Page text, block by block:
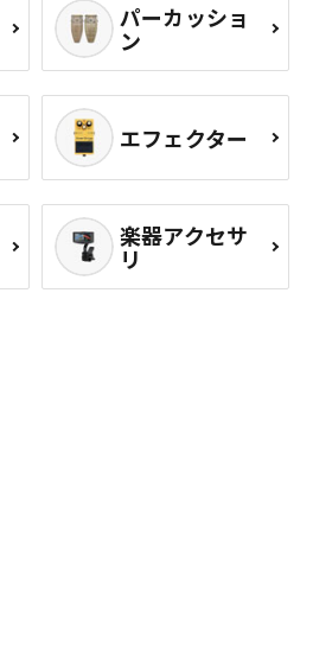
パーカッショ
ン
エフェクター
楽器アクセサ
リ